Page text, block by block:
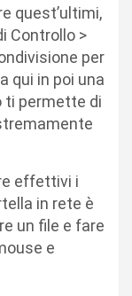
quest’ultimi,
Controllo >
per
qui in poi una
ti permette di
effettivi i
in rete è
un file e fare
e